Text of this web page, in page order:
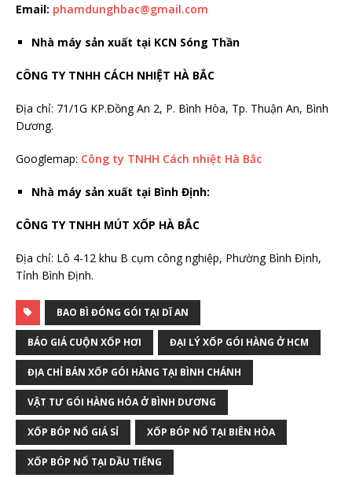
Email: phamdunghbac@gmail.com
Nhà máy sản xuất tại KCN Sóng Thần
CÔNG TY TNHH CÁCH NHIỆT HÀ BẮC
Địa chỉ: 71/1G KP.Đồng An 2, P. Bình Hòa, Tp. Thuận An, Bình
Dương.
Googlemap: Công ty TNHH Cách nhiệt Hà Bắc
Nhà máy sản xuất tại Bình Định:
CÔNG TY TNHH MÚT XỐP HÀ BẮC
Địa chỉ: Lô 4-12 khu B cụm công nghiệp, Phường Bình Định,
Tỉnh Bình Định.
BAO BÌ ĐÓNG GÓI TẠI DĨ AN
BÁO GIÁ CUỘN XỐP HƠI ĐẠI LÝ XỐP GÓI HÀNG Ở HCM
ĐỊA CHỈ BÁN XỐP GÓI HÀNG TẠI BÌNH CHÁNH
VẬT TƯ GÓI HÀNG HÓA Ở BÌNH DƯƠNG
XỐP BÓP NỔ GIÁ SỈ XỐP BÓP NỔ TẠI BIÊN HÒA
XỐP BÓP NỔ TẠI DẦU TIẾNG